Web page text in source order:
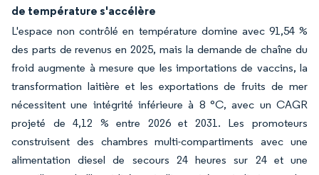
de température s'accélère
L'espace non contrôlé en température domine avec 91,54 %
des parts de revenus en 2025, mais la demande de chaîne du
froid augmente à mesure que les importations de vaccins, la
transformation laitière et les exportations de fruits de mer
nécessitent une intégrité inférieure à 8 °C, avec un CAGR
projeté de 4,12 % entre 2026 et 2031. Les promoteurs
construisent des chambres multi-compartiments avec une
alimentation diesel de secours 24 heures sur 24 et une